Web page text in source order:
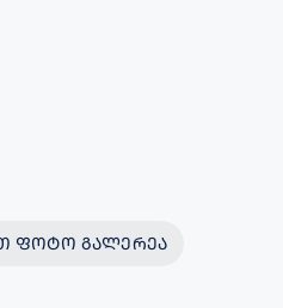
ᲤᲝᲢᲝ ᲒᲐᲚᲔᲠᲔᲐ